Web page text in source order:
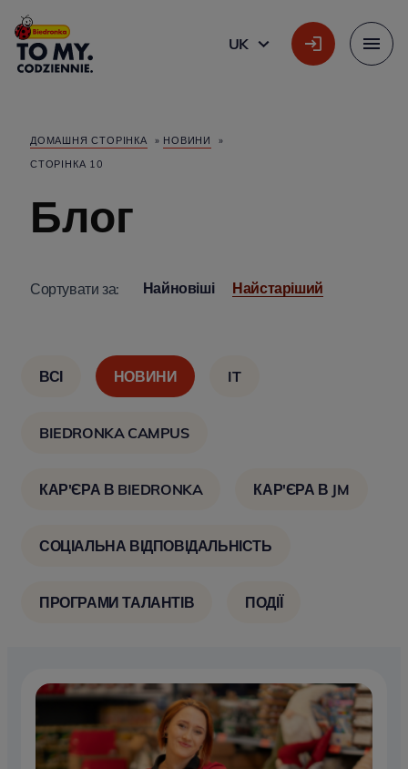
Головний логотип
UK
УКРАЇНСЬКА
ДОМАШНЯ СТОРІНКА » НОВИНИ
»
СТОРІНКА 10
Блог
Сортувати за: Найновіші Найстаріший
ВСІ НОВИНИ IT
BIEDRONKA CAMPUS
КАР'ЄРА В BIEDRONKA КАР'ЄРА В JM
СОЦІАЛЬНА ВІДПОВІДАЛЬНІСТЬ
ПРОГРАМИ ТАЛАНТІВ ПОДІЇ